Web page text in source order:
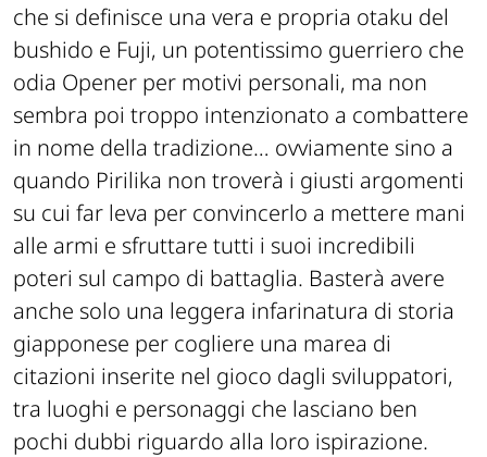
che si definisce una vera e propria otaku del
bushido e Fuji, un potentissimo guerriero che
odia Opener per motivi personali, ma non
sembra poi troppo intenzionato a combattere
in nome della tradizione… ovviamente sino a
quando Pirilika non troverà i giusti argomenti
su cui far leva per convincerlo a mettere mani
alle armi e sfruttare tutti i suoi incredibili
poteri sul campo di battaglia. Basterà avere
anche solo una leggera infarinatura di storia
giapponese per cogliere una marea di
citazioni inserite nel gioco dagli sviluppatori,
tra luoghi e personaggi che lasciano ben
pochi dubbi riguardo alla loro ispirazione.